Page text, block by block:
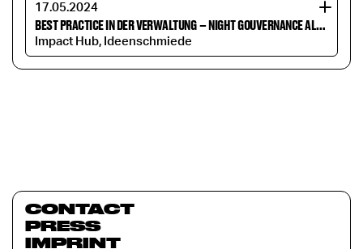
17.05.2024
BEST PRACTICE IN DER VERWALTUNG–NIGHT GOUVERNANCE ALS SCHNITTSTELLENTHEMA
Impact Hub, Ideenschmiede
CONTACT
PRESS
IMPRINT